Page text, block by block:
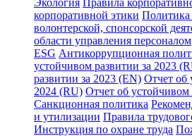
Экология Правила
корпоративной этики Политика
волонтерской, спонсорской
области управления персоналом
ESG Антикоррупционная
устойчивом развитии за 2023
развитии за 2023 (EN) Отчет об
2024 (RU) Отчет об устойчивом
Санкционная политика
и утилизации Правила
Инструкция по охране труда